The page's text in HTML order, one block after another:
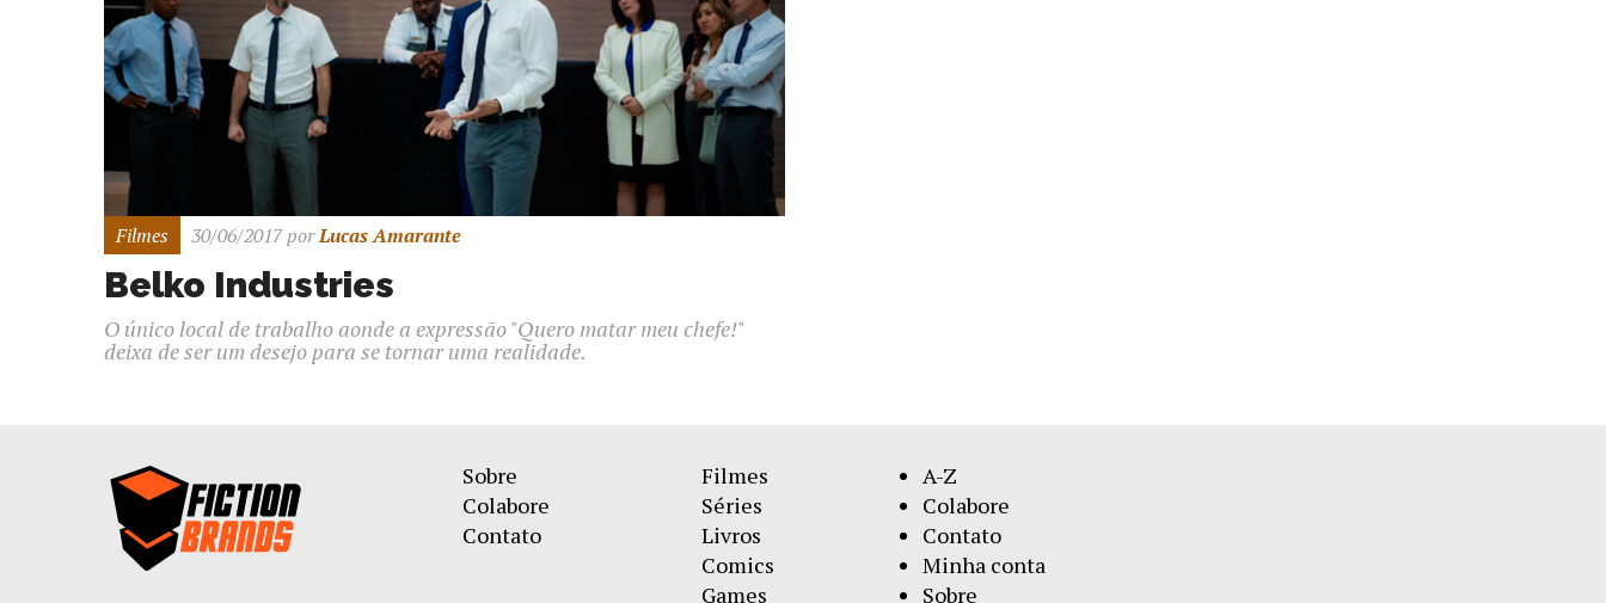
Filmes 30/06/2017porLucas Amarante
Belko Industries
O único local de trabalho aonde a expressão "Quero matar meu chefe!"
deixa de ser um desejo para se tornar uma realidade.
Sobre
Colabore
Contato
Filmes
Séries
Livros
Comics
Games
A-Z
Colabore
Contato
Minha conta
Sobre